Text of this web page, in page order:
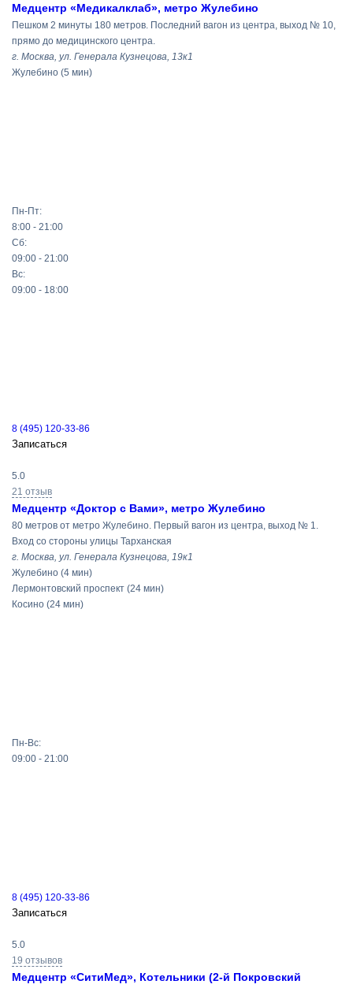
Медцентр «Медикалклаб», метро Жулебино
Пешком 2 минуты 180 метров. Последний вагон из центра, выход № 10,
прямо до медицинского центра.
г. Москва, ул. Генерала Кузнецова, 13к1
Жулебино (5 мин)
Пн-Пт:
8:00 - 21:00
Сб:
09:00 - 21:00
Вс:
09:00 - 18:00
8 (495) 120-33-86
Записаться
5.0
21 отзыв
Медцентр «Доктор с Вами», метро Жулебино
80 метров от метро Жулебино. Первый вагон из центра, выход № 1.
Вход со стороны улицы Тарханская
г. Москва, ул. Генерала Кузнецова, 19к1
Жулебино (4 мин)
Лермонтовский проспект (24 мин)
Косино (24 мин)
Пн-Вс:
09:00 - 21:00
8 (495) 120-33-86
Записаться
5.0
19 отзывов
Медцентр «СитиМед», Котельники (2-й Покровский